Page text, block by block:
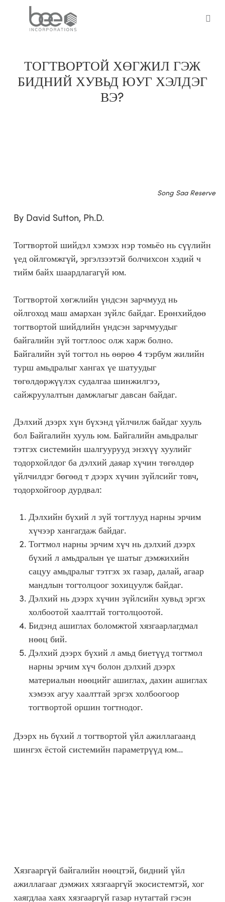
ТОГТВОРТОЙ ХӨГЖИЛ ГЭЖ
БИДНИЙ ХУВЬД ЮУГ ХЭЛДЭГ
ВЭ?
Song Saa Reserve
By David Sutton, Ph.D.
Тогтвортой шийдэл хэмээх нэр томьёо нь сүүлийн
үед ойлгомжгүй, эргэлзээтэй болчихсон хэдий ч
тийм байх шаардлагагүй юм.
Тогтвортой хөгжлийн үндсэн зарчмууд нь
ойлгоход маш амархан зүйлс байдаг. Ерөнхийдөө
тогтвортой шийдлийн үндсэн зарчмуудыг
байгалийн зүй тогтлоос олж харж болно.
Байгалийн зүй тогтол нь өөрөө 4 тэрбум жилийн
турш амьдралыг хангах үе шатуудыг
төгөлдөржүүлэх судалгаа шинжилгээ,
сайжруулалтын дамжлагыг давсан байдаг.
Дэлхий дээрх хүн бүхэнд үйлчилж байдаг хууль
бол Байгалийн хууль юм. Байгалийн амьдралыг
тэтгэх системийн шалгуурууд энэхүү хуулийг
тодорхойлдог ба дэлхий даяар хүчин төгөлдөр
үйлчилдэг бөгөөд т дээрх хүчин зүйлсийг товч,
тодорхойгоор дурдвал:
Дэлхийн бүхий л зүй тогтлууд нарны эрчим
хүчээр хангагдаж байдаг.
Тогтмол нарны эрчим хүч нь дэлхий дээрх
бүхий л амьдралын үе шатыг дэмжихийн
сацуу амьдралыг тэтгэх эх газар, далай, агаар
мандлын тогтолцоог зохицуулж байдаг.
Дэлхий нь дээрх хүчин зүйлсийн хувьд эргэх
холбоотой хаалттай тогтолцоотой.
Бидэнд ашиглах боломжтой хязгаарлагдмал
нөөц бий.
Дэлхий дээрх бүхий л амьд биетүүд тогтмол
нарны эрчим хүч болон дэлхий дээрх
материалын нөөцийг ашиглах, дахин ашиглах
хэмээх агуу хаалттай эргэх холбоогоор
тогтвортой оршин тогтнодог.
Дээрх нь бүхий л тогтвортой үйл ажиллагаанд
шингэх ёстой системийн параметрүүд юм…
Хязгааргүй байгалийн нөөцтэй, бидний үйл
ажиллагааг дэмжих хязгааргүй экосистемтэй, хог
хаягдлаа хаях хязгааргүй газар нутагтай гэсэн